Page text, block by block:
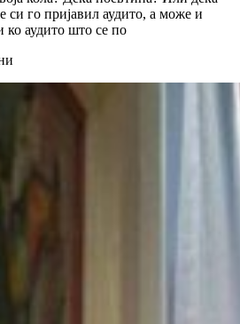
си го пријавил аудито, а може и
ко аудито што се по